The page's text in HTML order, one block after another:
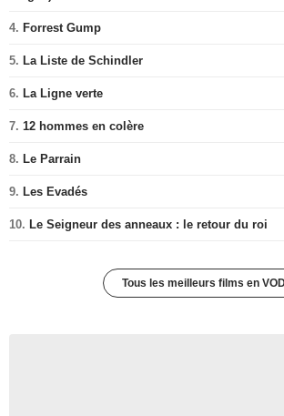
4. Forrest Gump
5. La Liste de Schindler
6. La Ligne verte
7. 12 hommes en colère
8. Le Parrain
9. Les Evadés
10. Le Seigneur des anneaux : le retour du roi
Tous les meilleurs films en